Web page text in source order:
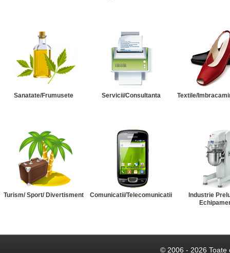
Sanatate/Frumusete Servicii/Consultanta Textile/
Turism/ Sport/ Divertisment Comunicatii/Telecomunicatii
Industrie
© 2006 - 2026